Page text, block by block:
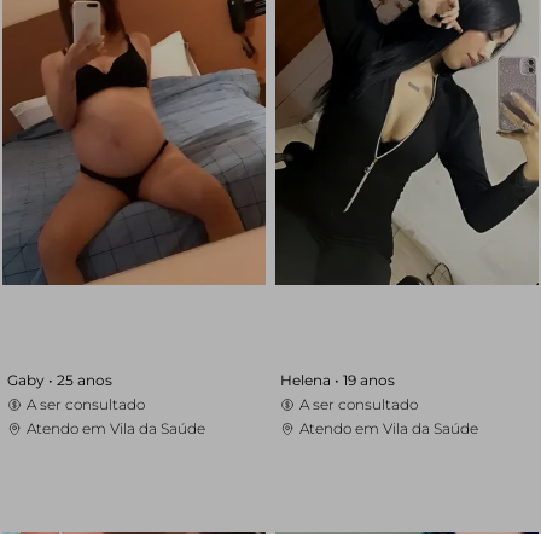
Gaby • 25 anos
A ser consultado
Atendo em Vila da Saúde
Helena • 19 anos
A ser consultado
Atendo em Vila da Saúde